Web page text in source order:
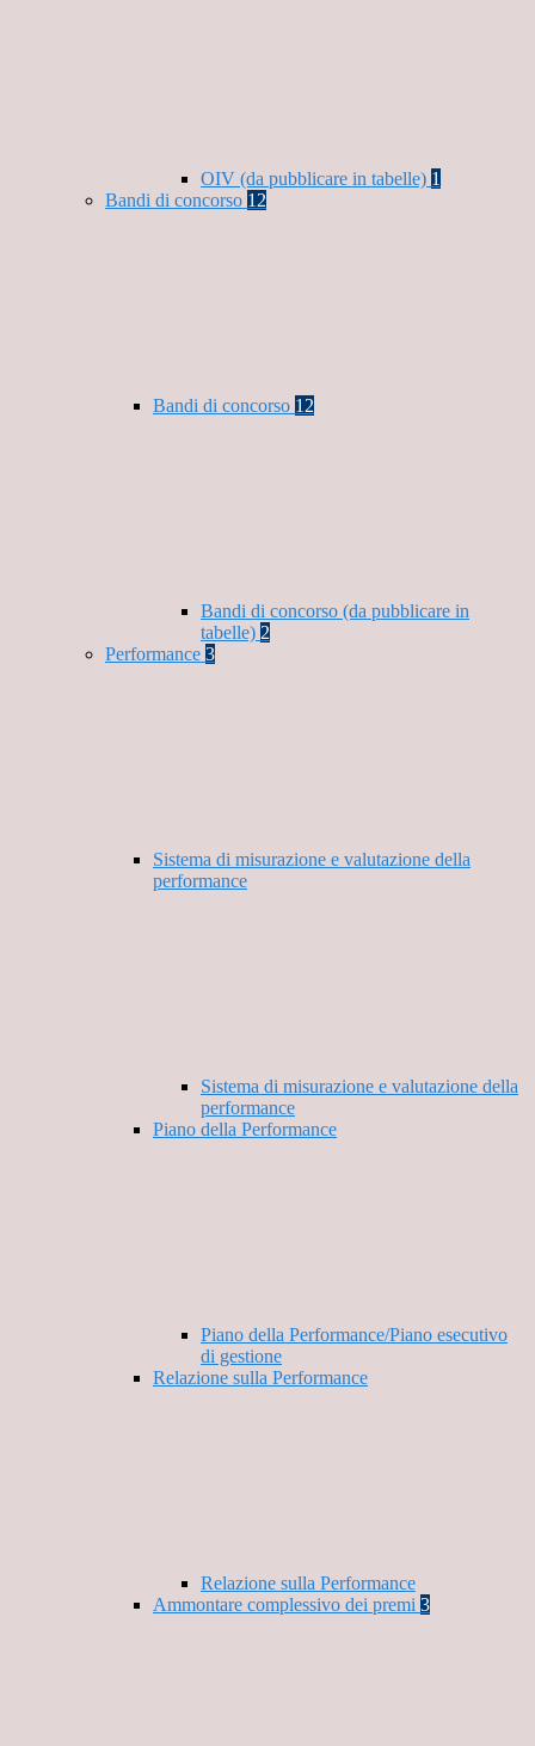
OIV (da pubblicare in tabelle) 1
Bandi di concorso 12
Bandi di concorso 12
Bandi di concorso (da pubblicare in
tabelle) 2
Performance 3
Sistema di misurazione e valutazione della
performance
Sistema di misurazione e valutazione della
performance
Piano della Performance
Piano della Performance/Piano esecutivo
di gestione
Relazione sulla Performance
Relazione sulla Performance
Ammontare complessivo dei premi 3